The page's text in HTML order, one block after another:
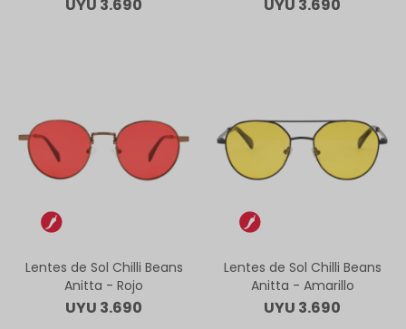
UYU 3.690 UYU 3.690
Lentes de Sol Chilli Beans
Anitta - Rojo
UYU 3.690
Lentes de Sol Chilli Beans
Anitta - Amarillo
UYU 3.690